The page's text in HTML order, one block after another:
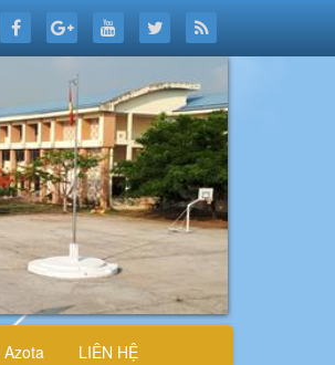
Azota
LIÊN HỆ